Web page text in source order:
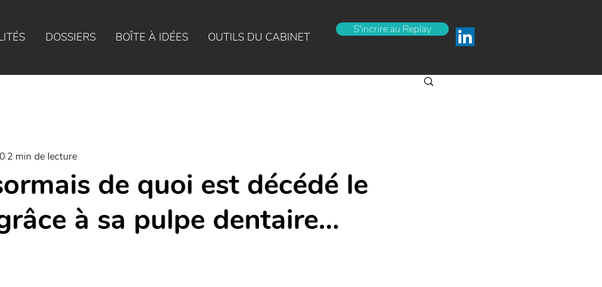
DOSSIERS BOÎTE À IDÉES OUTILS DU CABINET
S'incrire au Replay
de quoi est décédé le
à sa pulpe dentaire…
2 min de lecture